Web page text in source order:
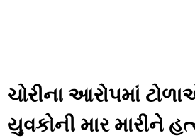
ચોરીના આરોપમાં
યુવકોની માર મારીને